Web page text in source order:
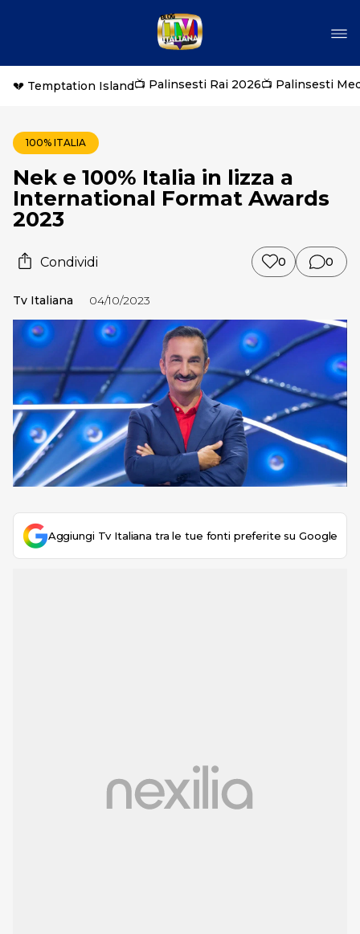
💔 Temptation Island📺 Palinsesti Rai 2026📺 Palinsesti
100% ITALIA
Nek e 100% Italia in lizza a
International Format Awards
2023
Condividi 0 0
Tv Italiana 04/10/2023
Aggiungi Tv Italiana tra le tue fonti preferite su Google